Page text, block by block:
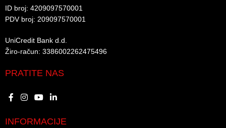
ID broj: 4209097570001​
PDV broj: 209097570001 ​
UniCredit Bank d.d.​
Žiro-račun: 3386002262475496​​
PRATITE NAS
INFORMACIJE